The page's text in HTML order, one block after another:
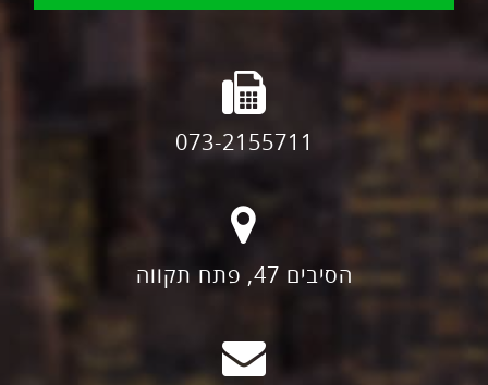
073-2155711
הסיבים 47, פתח תקווה